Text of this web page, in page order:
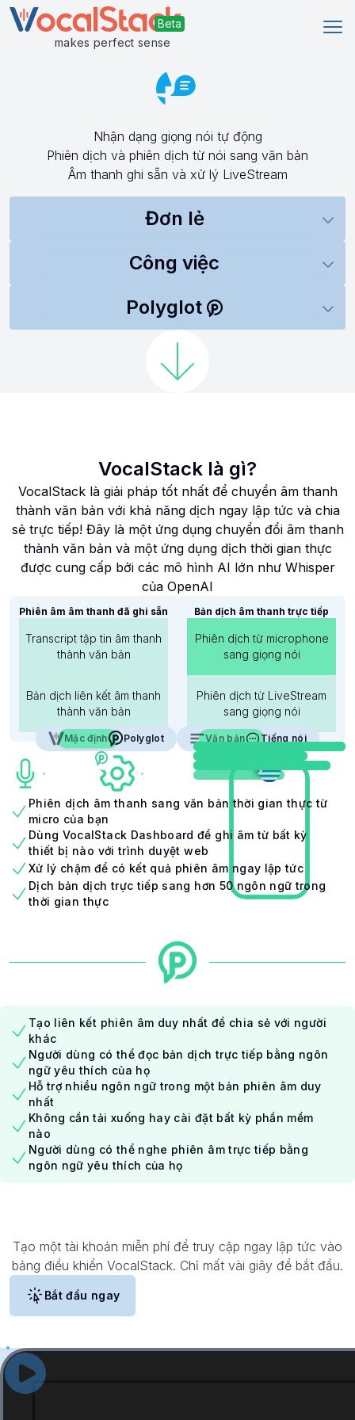
makes perfect sense Mở
Nhận dạng giọng nói tự động
Phiên dịch và phiên dịch từ nói sang văn bản
Âm thanh ghi sẵn và xử lý LiveStream
Đơn lẻ
Công việc
Polyglot
VocalStack là gì?
VocalStack là giải pháp tốt nhất để chuyển âm thanh
thành văn bản với khả năng dịch ngay lập tức và chia
sẻ trực tiếp! Đây là một ứng dụng chuyển đổi âm thanh
thành văn bản và một ứng dụng dịch thời gian thực
được cung cấp bởi các mô hình AI lớn như Whisper
của OpenAI
Phiên âm âm thanh đã ghi sẵn
Transcript tập tin âm thanh
thành văn bản
Bản dịch liên kết âm thanh
thành văn bản
Bản dịch âm thanh trực tiếp
Phiên dịch từ microphone
sang giọng nói
Phiên dịch từ LiveStream
sang giọng nói
Mặc định Polyglot
Polyglot Văn bản Tiếng nói
Tiếng nói
Phiên dịch âm thanh sang văn bản thời gian thực từ
micro của bạn
Dùng VocalStack Dashboard để ghi âm từ bất kỳ
thiết bị nào với trình duyệt web
Xử lý chậm để có kết quả phiên âm ngay lập tức
Dịch bản dịch trực tiếp sang hơn 50 ngôn ngữ trong
thời gian thực
Tạo liên kết phiên âm duy nhất để chia sẻ với người
khác
Người dùng có thể đọc bản dịch trực tiếp bằng ngôn
ngữ yêu thích của họ
Hỗ trợ nhiều ngôn ngữ trong một bản phiên âm duy
nhất
Không cần tải xuống hay cài đặt bất kỳ phần mềm
nào
Người dùng có thể nghe phiên âm trực tiếp bằng
ngôn ngữ yêu thích của họ
Tạo một tài khoản miễn phí để truy cập ngay lập tức vào
bảng điều khiển VocalStack. Chỉ mất vài giây để bắt đầu.
Bắt đầu ngay
Xem
VocalStack